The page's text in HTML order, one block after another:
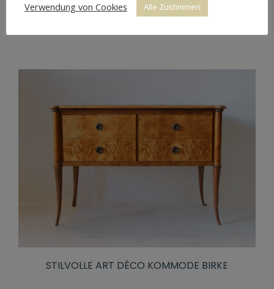
SCHREIBSEKRETÄR
STILVOLLE ART DÉCO KOMMODE BIRKE
Verwendung von Cookies
Alle Zustimmen